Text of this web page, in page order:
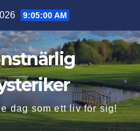
9:05:01 AM
dag som ett liv för sig!